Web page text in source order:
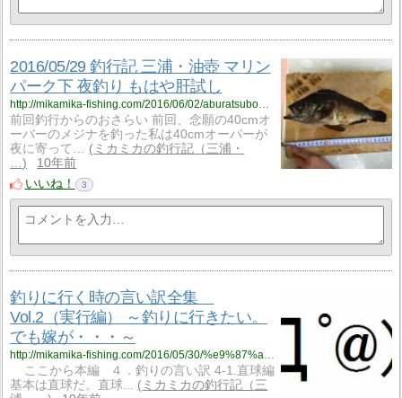
2016/05/29 釣行記 三浦・油壺 マリン
パーク下 夜釣り もはや肝試し
http://mikamika-fishing.com/2016/06/02/aburatsubomarinepark-mejina-yozuri/
前回釣行からのおさらい 前回、念願の40cmオ
ーバーのメジナを釣った私は40cmオーバーが
夜に寄って…
ミカミカの釣行記（三浦・
…
10年前
いいね！
3
釣りに行く時の言い訳全集
Vol.2（実行編） ～釣りに行きたい。
でも嫁が・・・～
http://mikamika-fishing.com/2016/05/30/%e9%87%a3%e3%82%8a%e3%81%ab%e8%a1%8c%e3%81%8f%e6%99%82%e3%81%ae%e8%a8%80%e3%81%84%e8%a8%b3%e5%85%a8%e9%9b%86%e3%80%802%ef%bc%88%e5%ae%9f%e8%a1%8c%e7%b7%a8%ef%bc%89/
ここから本編 ４．釣りの言い訳 4-1.直球編
基本は直球だ。直球...
ミカミカの釣行記（三